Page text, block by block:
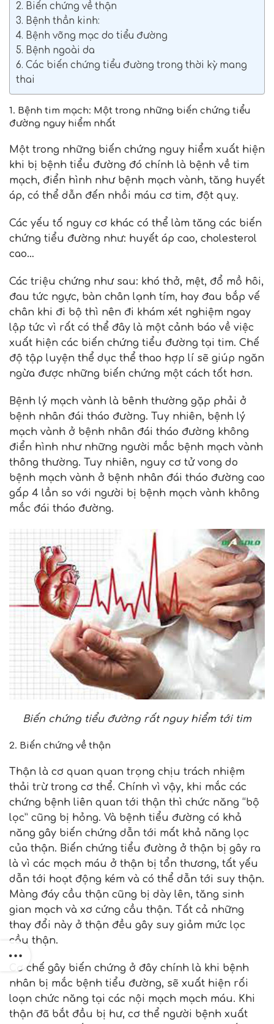
2. Biến chứng về thận
3. Bệnh thần kinh:
4. Bệnh võng mạc do tiểu đường
5. Bệnh ngoài da
6. Các biến chứng tiểu đường trong thời kỳ mang
thai
1. Bệnh tim mạch: Một trong những biến chứng tiểu
đường nguy hiểm nhất
Một trong những biến chứng nguy hiểm xuất hiện
khi bị bệnh tiểu đường đó chính là bệnh về tim
mạch, điển hình như bệnh mạch vành, tăng huyết
áp, có thể dẫn đến nhồi máu cơ tim, đột quỵ.
Các yếu tố nguy cơ khác có thể làm tăng các biến
chứng tiểu đường như: huyết áp cao, cholesterol
cao…
Các triệu chứng như sau: khó thở, mệt, đổ mồ hôi,
đau tức ngực, bàn chân lạnh tím, hay đau bắp vế
chân khi đi bộ thì nên đi khám xét nghiệm ngay
lập tức vì rất có thể đây là một cảnh báo về việc
xuất hiện các biến chứng tiểu đường tại tim. Chế
độ tập luyện thể dục thể thao hợp lí sẽ giúp ngăn
ngừa được những biến chứng một cách tốt hơn.
Bệnh lý mạch vành là bênh thường gặp phải ở
bệnh nhân đái tháo đường. Tuy nhiên, bệnh lý
mạch vành ở bệnh nhân đái tháo đường không
điển hình như những người mắc bệnh mạch vành
thông thường. Tuy nhiên, nguy cơ tử vong do
bệnh mạch vành ở bệnh nhân đái tháo đường cao
gấp 4 lần so với người bị bệnh mạch vành không
mắc đái tháo đường.
Biến chứng tiểu đường rất nguy hiểm tới tim
2. Biến chứng về thận
Thận là cơ quan quan trọng chịu trách nhiệm
thải trừ trong cơ thể. Chính vì vậy, khi mắc các
chứng bệnh liên quan tới thận thì chức năng “bộ
lọc” cũng bị hỏng. Và bệnh tiểu đường có khả
năng gây biến chứng dẫn tới mất khả năng lọc
của thận. Biến chứng tiểu đường ở thận bị gây ra
là vì các mạch máu ở thận bị tổn thương, tất yếu
dẫn tới hoạt động kém và có thể dẫn tới suy thận.
Màng đáy cầu thận cũng bị dày lên, tăng sinh
gian mạch và xơ cứng cầu thận. Tất cả những
thay đổi này ở thận đều gây suy giảm mức lọc
cầu thận.
Cơ chế gây biến chứng ở đây chính là khi bệnh
nhân bị mắc bệnh tiểu đường, sẽ xuất hiện rối
loạn chức năng tại các nội mạch mạch máu. Khi
thận đã bắt đầu bị hư, cơ thể người bệnh xuất